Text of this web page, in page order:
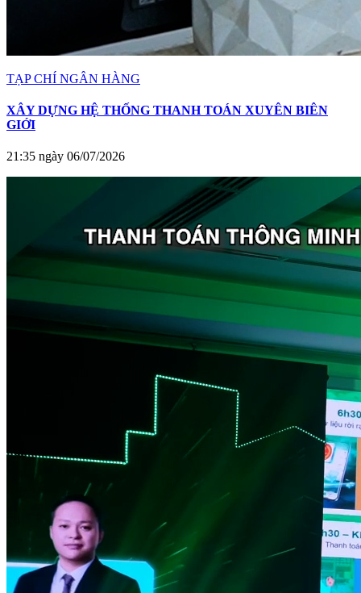
TẠP CHÍ NGÂN HÀNG
XÂY DỰNG HỆ THỐNG THANH TOÁN XUYÊN BIÊN
GIỚI
21:35 ngày 06/07/2026